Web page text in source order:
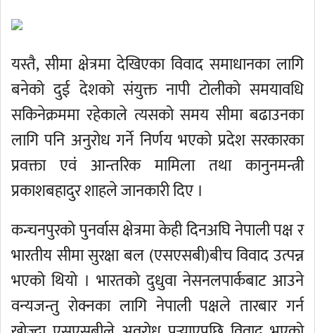
यस्तै, सीमा क्षेत्रमा देखिएका विवाद समाधानका लागि
बनेको दुई देशको संयुक्त नापी टोलीको समयावधि
सकिनेक्रममा रहेकाले त्यसको समय सीमा बढाउनका
लागि पनि अनुरोध गर्ने निर्णय भएको प्रदेश सरकारका
प्रवक्ता एवं आन्तरिक मामिला तथा कानुनमन्त्री
प्रकाशबहादुर शाहले जानकारी दिए ।
कन्चनपुरको पुनर्वास क्षेत्रमा केही दिनअघि नेपाली पक्ष र
भारतीय सीमा सुरक्षा बल (एसएसबी)बीच विवाद उत्पन्न
भएको थियो । भारतको दुधुवा नेसनलपार्कबाट आउने
वन्यजन्तु रोक्नका लागि नेपाली पक्षले तारबार गर्न